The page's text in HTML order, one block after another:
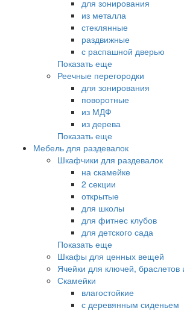
для зонирования
из металла
стеклянные
раздвижные
с распашной дверью
Показать еще
Реечные перегородки
для зонирования
поворотные
из МДФ
из дерева
Показать еще
Мебель для раздевалок
Шкафчики для раздевалок
на скамейке
2 секции
открытые
для школы
для фитнес клубов
для детского сада
Показать еще
Шкафы для ценных вещей
Ячейки для ключей, браслетов
Скамейки
влагостойкие
с деревянным сиденьем